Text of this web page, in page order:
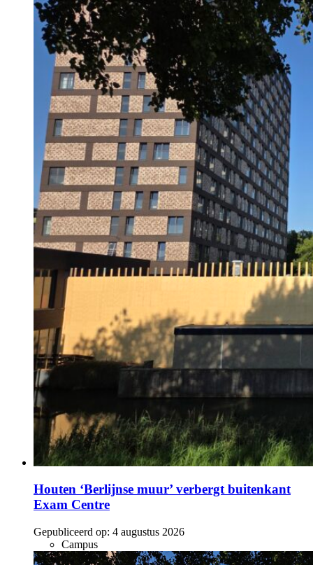
Houten ‘Berlijnse muur’ verbergt buitenkant
Exam Centre
Gepubliceerd op: 4 augustus 2026
Campus